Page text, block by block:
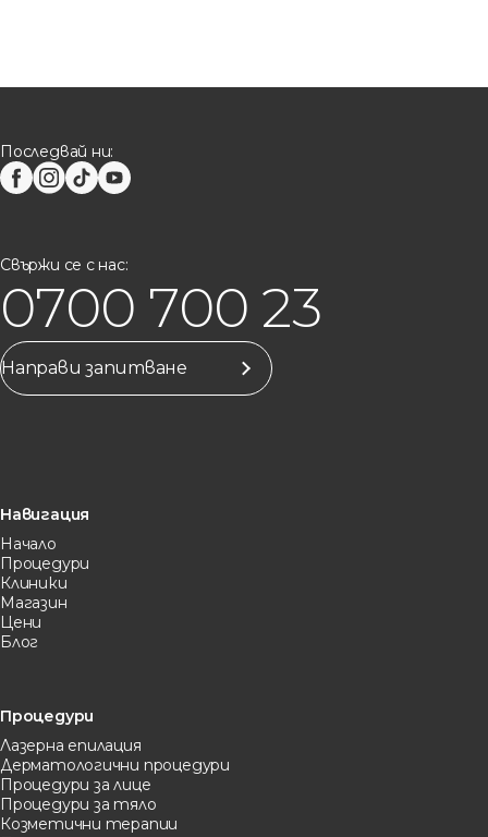
Последвай ни:
Свържи се с нас:
0700 700 23
Направи запитване
Навигация
Начало
Процедури
Клиники
Магазин
Цени
Блог
Процедури
Лазерна eпилация
Дерматологични процедури
Процедури за лице
Процедури за тяло
Козметични терапии